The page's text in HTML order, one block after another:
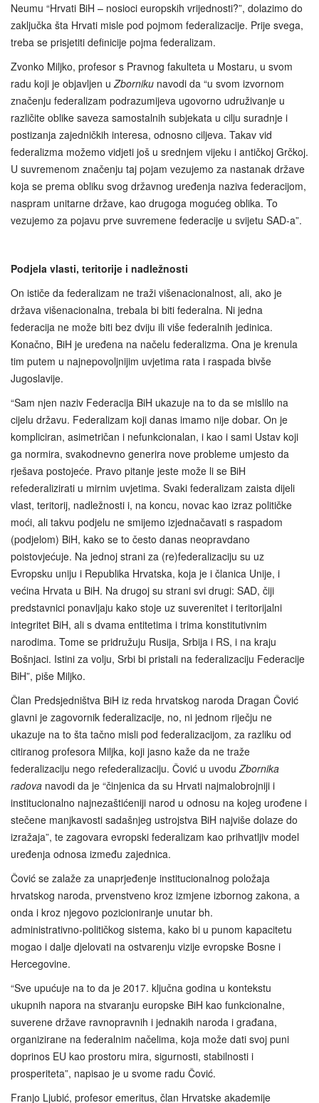
Neumu “Hrvati BiH – nosioci europskih vrijednosti?”, dolazimo do
zaključka šta Hrvati misle pod pojmom federalizacije. Prije svega,
treba se prisjetiti definicije pojma federalizam.
Zvonko Miljko, profesor s Pravnog fakulteta u Mostaru, u svom
radu koji je objavljen uZborniku navodi da “u svom izvornom
značenju federalizam podrazumijeva ugovorno udruživanje u
različite oblike saveza samostalnih subjekata u cilju suradnje i
postizanja zajedničkih interesa, odnosno ciljeva. Takav vid
federalizma možemo vidjeti još u srednjem vijeku i antičkoj Grčkoj.
U suvremenom značenju taj pojam vezujemo za nastanak države
koja se prema obliku svog državnog uređenja naziva federacijom,
naspram unitarne države, kao drugoga mogućeg oblika. To
vezujemo za pojavu prve suvremene federacije u svijetu SAD-a”.
Podjela vlasti, teritorije i nadležnosti
On ističe da federalizam ne traži višenacionalnost, ali, ako je
država višenacionalna, trebala bi biti federalna. Ni jedna
federacija ne može biti bez dviju ili više federalnih jedinica.
Konačno, BiH je uređena na načelu federalizma. Ona je krenula
tim putem u najnepovoljnijim uvjetima rata i raspada bivše
Jugoslavije.
“Sam njen naziv Federacija BiH ukazuje na to da se mislilo na
cijelu državu. Federalizam koji danas imamo nije dobar. On je
kompliciran, asimetričan i nefunkcionalan, i kao i sami Ustav koji
ga normira, svakodnevno generira nove probleme umjesto da
rješava postojeće. Pravo pitanje jeste može li se BiH
refederalizirati u mirnim uvjetima. Svaki federalizam zaista dijeli
vlast, teritorij, nadležnosti i, na koncu, novac kao izraz političke
moći, ali takvu podjelu ne smijemo izjednačavati s raspadom
(podjelom) BiH, kako se to često danas neopravdano
poistovjećuje. Na jednoj strani za (re)federalizaciju su uz
Evropsku uniju i Republika Hrvatska, koja je i članica Unije, i
većina Hrvata u BiH. Na drugoj su strani svi drugi: SAD, čiji
predstavnici ponavljaju kako stoje uz suverenitet i teritorijalni
integritet BiH, ali s dvama entitetima i trima konstitutivnim
narodima. Tome se pridružuju Rusija, Srbija i RS, i na kraju
Bošnjaci. Istini za volju, Srbi bi pristali na federalizaciju Federacije
BiH”, piše Miljko.
Član Predsjedništva BiH iz reda hrvatskog naroda Dragan Čović
glavni je zagovornik federalizacije, no, ni jednom riječju ne
ukazuje na to šta tačno misli pod federalizacijom, za razliku od
citiranog profesora Miljka, koji jasno kaže da ne traže
federalizaciju nego refederalizaciju. Čović u uvoduZbornika
radova navodi da je “činjenica da su Hrvati najmalobrojniji i
institucionalno najnezaštićeniji narod u odnosu na kojeg urođene i
stečene manjkavosti sadašnjeg ustrojstva BiH najviše dolaze do
izražaja”, te zagovara evropski federalizam kao prihvatljiv model
uređenja odnosa između zajednica.
Čović se zalaže za unaprjeđenje institucionalnog položaja
hrvatskog naroda, prvenstveno kroz izmjene izbornog zakona, a
onda i kroz njegovo pozicioniranje unutar bh.
administrativno‑političkog sistema, kako bi u punom kapacitetu
mogao i dalje djelovati na ostvarenju vizije evropske Bosne i
Hercegovine.
“Sve upućuje na to da je 2017. ključna godina u kontekstu
ukupnih napora na stvaranju europske BiH kao funkcionalne,
suverene države ravnopravnih i jednakih naroda i građana,
organizirane na federalnim načelima, koja može dati svoj puni
doprinos EU kao prostoru mira, sigurnosti, stabilnosti i
prosperiteta”, napisao je u svome radu Čović.
Franjo Ljubić, profesor emeritus, član Hrvatske akademije